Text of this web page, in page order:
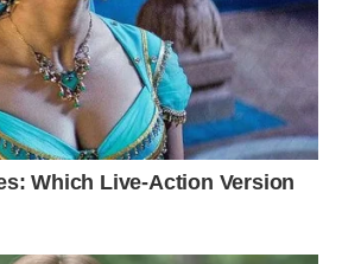
Вероніка. – Яка ще прадідова